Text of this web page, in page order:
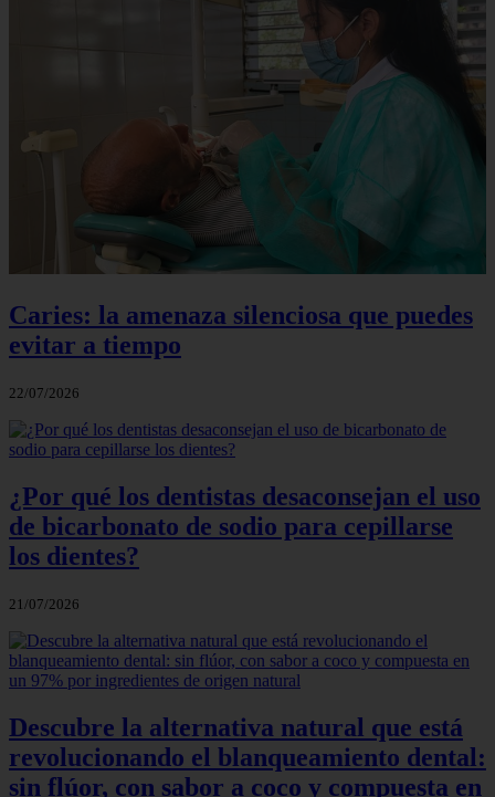
Caries: la amenaza silenciosa que puedes
evitar a tiempo
22/07/2026
¿Por qué los dentistas desaconsejan el uso
de bicarbonato de sodio para cepillarse
los dientes?
21/07/2026
Descubre la alternativa natural que está
revolucionando el blanqueamiento dental:
sin flúor, con sabor a coco y compuesta en